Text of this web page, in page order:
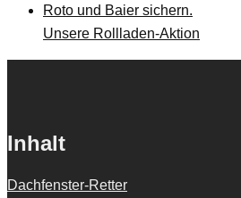
Unsere Rollladen-Aktion
Inhalt
Dachfenster-Retter